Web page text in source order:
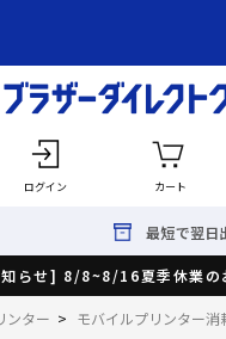
ログイン カート
最短で翌日出荷！
らせ] 8/8~8/16夏季休業の
ンター > モバイルプリンター消